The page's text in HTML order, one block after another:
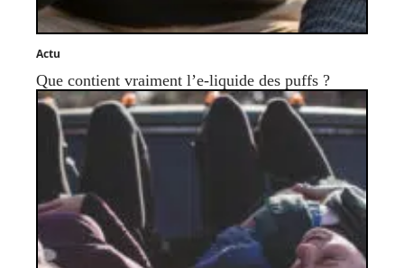
Actu
Que contient vraiment l’e-liquide des puffs ?